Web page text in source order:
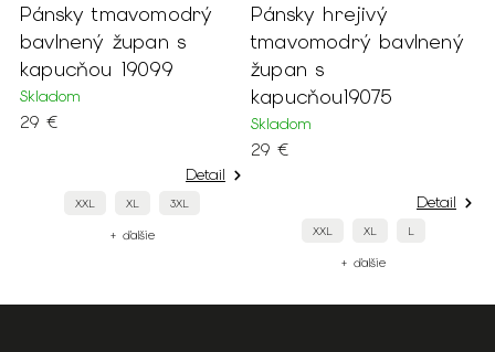
tmavomodrý
župan s
19099
XL 3XL
Pánsky hrejivý
tmavomodrý bavlnený
župan s
kapucňou19075
Skladom
XL